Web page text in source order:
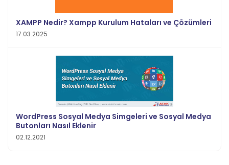
XAMPP Nedir? Xampp Kurulum Hataları ve Çözümleri
17.03.2025
WordPress Sosyal Medya Simgeleri ve Sosyal Medya
Butonları Nasıl Eklenir
02.12.2021